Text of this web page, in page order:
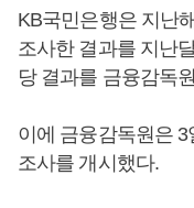
KB국민은행은 지난
조사한 결과를 지난
당 결과를 금융감독
이에 금융감독원은
조사를 개시했다.